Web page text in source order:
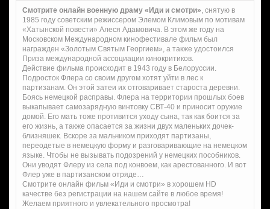
Смотрите онлайн военную драму «Иди и смотри», снятую в
1985 году советским режиссером Элемом Климовым по мотивам
«Хатынской повести» Алеся Адамовича. В этом же году на
Московском Международном кинофестивале фильм был
награжден «Золотым Святым Георгием», а также удостоился
Приза международной ассоциации кинокритиков.
Действие фильма происходит в 1943 году в Белоруссии.
Подросток Флера со своим другом хотят уйти в лес к
партизанам. Он этой затеи их отговаривает староста деревни.
Боясь немецкой расправы. Флера на территории прошлых боев
выкапывает самозарядную винтовку СВТ-40 и приносит оружие
домой. Его мать тоже противится уходу сына, так как боится за
его жизнь, а также опасается за жизни двух маленьких дочек-
близняшек. Вскоре за мальчиком приходят партизаны,
переодетые в немецкую форму и разговаривающие на немецком
языке. Чтобы не вызывать подозрений у немецких пособников.
Они уводят Флеру из села под конвоем, как арестованного. И вот
Флер уже в партизанском отряде…
Смотрите онлайн фильм «Иди и смотри» в хорошем HD
качестве без регистрации на нашем сайте в любое время!
Желаем приятного и увлекательного просмотра!